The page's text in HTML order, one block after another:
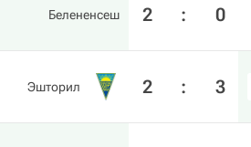
Белененсеш 2 : 0
Эшторил 2 : 3